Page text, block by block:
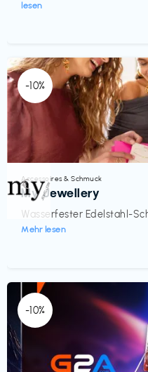
lesen
-10%
Accessoires & Schmuck
My Jewellery
Wasserfester Edelstahl-
Mehr lesen
€‎
-10%